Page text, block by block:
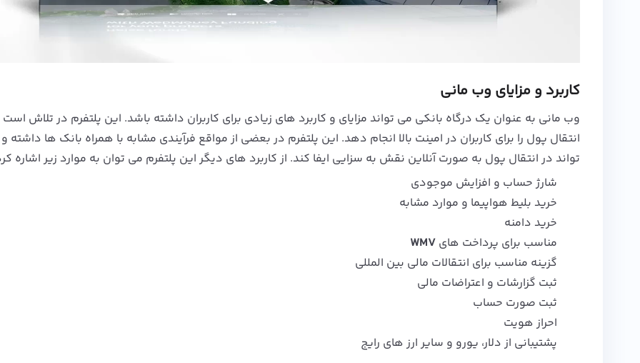
کاربرد و مزایای وب مانی
وب مانی به عنوان یک درگاه بانکی می تواند مزایای و کاربرد های زیادی برای کاربران داشته باشد. این پلتفرم در تلاش است
انتقال پول را برای کاربران در امینت بالا انجام دهد. این پلتفرم در بعضی از مواقع فرآیندی مشابه با همراه بانک ها داشته
تواند در انتقال پول به صورت آنلاین نقش به سزایی ایفا کند. از کاربرد های دیگر این پلتفرم می توان به موارد زیر اشاره
شارژ حساب و افزایش موجودی
خرید بلیط هواپیما و موارد مشابه
خرید دامنه
مناسب برای پرداخت های WMV
گزینه مناسب برای انتقالات مالی بین المللی
ثبت گزارشات و اعتراضات مالی
ثبت صورت حساب
احراز هویت
پشتیبانی از دلار، یورو و سایر ارز های رایج